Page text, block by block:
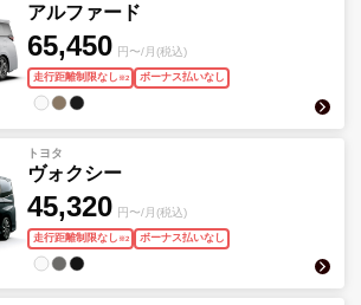
アルファード
65,450 円〜/月(税込)
走行距離制限なし ※2 ボーナス払いなし
トヨタ
ヴォクシー
45,320 円〜/月(税込)
走行距離制限なし ※2 ボーナス払いなし